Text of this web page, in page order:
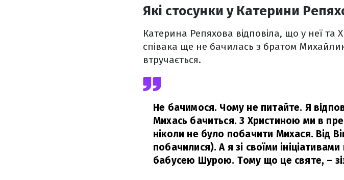
Які стосунки у Катерини
Катерина Репяхова відповіла, що у неї та
співака ще не бачилась з братом
втручається.
Не бачимося. Чому не питайте. Я
Михась бачиться. З Христиною ми в
ніколи не було побачити Михася. Від
побачилися). А я зі своїми ініціативами
бабусею Шурою. Тому що це святе, –